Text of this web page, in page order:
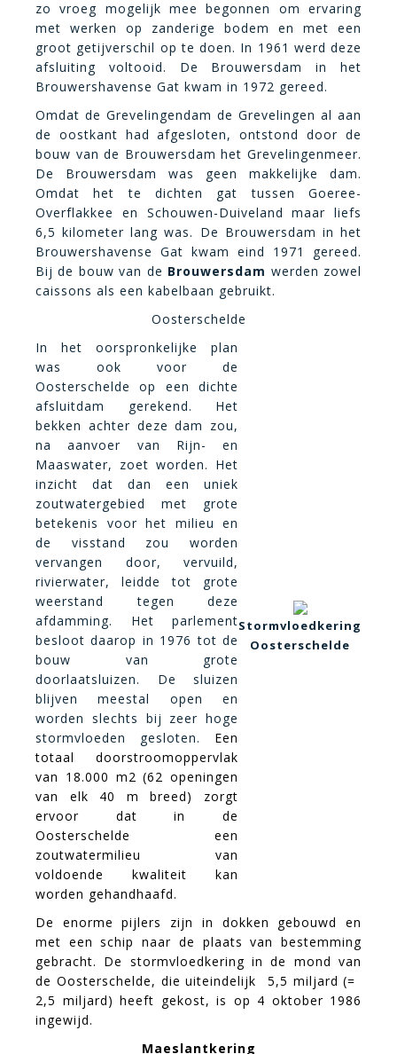
zo vroeg mogelijk mee begonnen om ervaring
met werken op zanderige bodem en met een
groot getijverschil op te doen. In 1961 werd deze
afsluiting voltooid. De Brouwersdam in het
Brouwershavense Gat kwam in 1972 gereed.
Omdat de Grevelingendam de Grevelingen al aan
de oostkant had afgesloten, ontstond door de
bouw van de Brouwersdam het Grevelingenmeer.
De Brouwersdam was geen makkelijke dam.
Omdat het te dichten gat tussen Goeree-
Overflakkee en Schouwen-Duiveland maar liefs
6,5 kilometer lang was. De Brouwersdam in het
Brouwershavense Gat kwam eind 1971 gereed.
Bij de bouw van de Brouwersdam werden zowel
caissons als een kabelbaan gebruikt.
Oosterschelde
In het oorspronkelijke plan
was ook voor de
Oosterschelde op een dichte
afsluitdam gerekend. Het
bekken achter deze dam zou,
na aanvoer van Rijn- en
Maaswater, zoet worden. Het
inzicht dat dan een uniek
zoutwatergebied met grote
betekenis voor het milieu en
de visstand zou worden
vervangen door, vervuild,
rivierwater, leidde tot grote
weerstand tegen deze
afdamming. Het parlement
besloot daarop in 1976 tot de
bouw van grote
doorlaatsluizen. De sluizen
blijven meestal open en
worden slechts bij zeer hoge
stormvloeden gesloten. Een
totaal doorstroomoppervlak
van 18.000 m2 (62 openingen
van elk 40 m breed) zorgt
ervoor dat in de
Oosterschelde een
zoutwatermilieu van
voldoende kwaliteit kan
worden gehandhaafd.
Stormvloedkering
Oosterschelde
De enorme pijlers zijn in dokken gebouwd en
met een schip naar de plaats van bestemming
gebracht. De stormvloedkering in de mond van
de Oosterschelde, die uiteindelijk  5,5 miljard (= 
2,5 miljard) heeft gekost, is op 4 oktober 1986
ingewijd.
Maeslantkering